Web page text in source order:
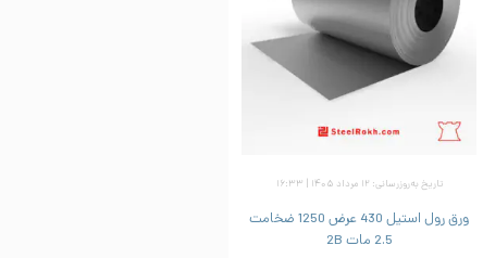
تاریخ به‌روزرسانی: ۱۲ مرداد ۱۴۰۵ | ۱۶:۳۳
ورق رول استیل 430 عرض 1250 ضخامت
2.5 مات 2B